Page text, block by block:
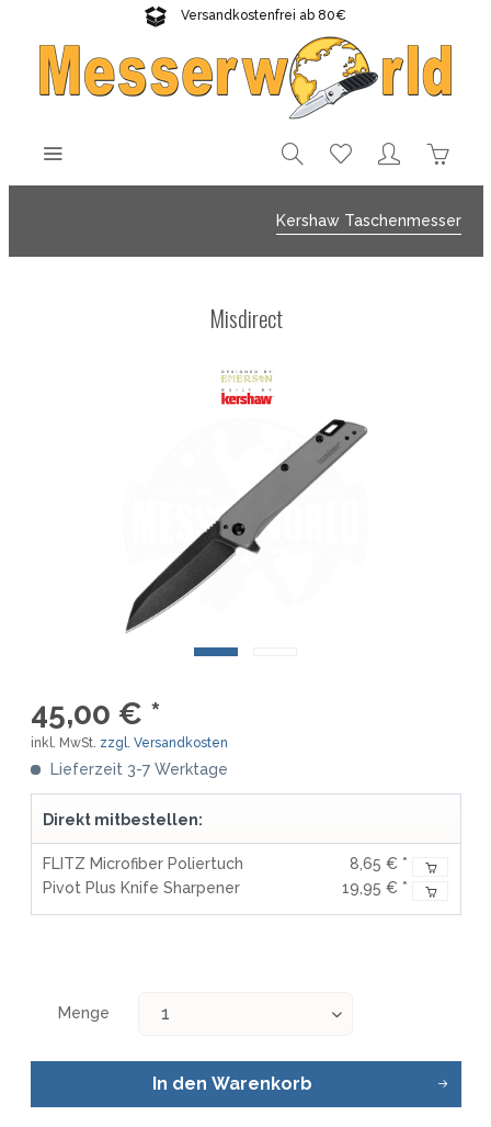
Versandkostenfrei ab 80€
Gratisversand sichern!
Kershaw Taschenmesser
Misdirect
45,00 € *
inkl. MwSt. zzgl. Versandkosten
Lieferzeit 3-7 Werktage
Direkt mitbestellen:
FLITZ Microfiber Poliertuch
8,65 € *
Pivot Plus Knife Sharpener
19,95 € *
Menge
In den Warenkorb